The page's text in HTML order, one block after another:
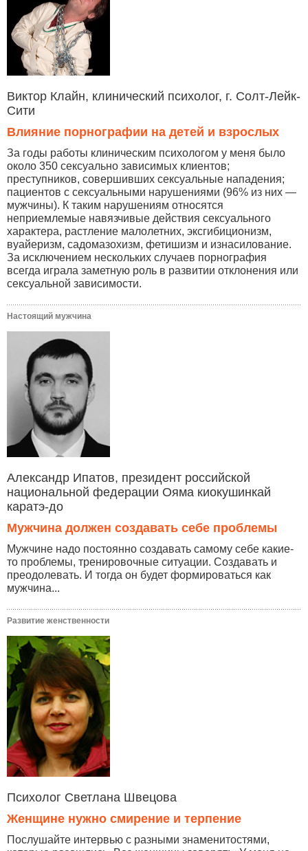
Виктор Клайн, клинический психолог, г. Солт-Лейк-
Сити
Влияние порнографии на детей и взрослых
За годы работы клиническим психологом у меня было
около 350 сексуально зависимых клиентов;
преступников, совершивших сексуальные нападения;
пациентов с сексуальными нарушениями (96% из них —
мужчины). К таким нарушениям относятся
неприемлемые навязчивые действия сексуального
характера, растление малолетних, эксгибиционизм,
вуайеризм, садомазохизм, фетишизм и изнасилование.
За исключением нескольких случаев порнография
всегда играла заметную роль в развитии отклонения или
сексуальной зависимости.
Настоящий мужчина
Александр Ипатов, президент российской
национальной федерации Ояма киокушинкай
каратэ-до
Мужчина должен создавать себе проблемы
Мужчине надо постоянно создавать самому себе какие-
то проблемы, тренировочные ситуации. Создавать и
преодолевать. И тогда он будет формироваться как
мужчина...
Развитие женственности
Психолог Светлана Швецова
Женщине нужно смирение и терпение
Послушайте интервью с разными знаменитостями,